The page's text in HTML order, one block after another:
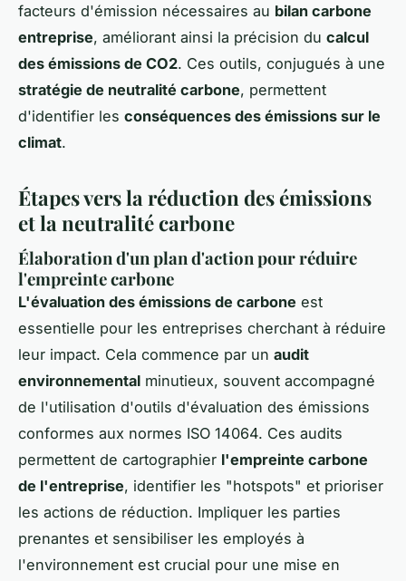
facteurs d'émission nécessaires au bilan carbone
entreprise, améliorant ainsi la précision du calcul
des émissions de CO2. Ces outils, conjugués à une
stratégie de neutralité carbone, permettent
d'identifier les conséquences des émissions sur le
climat.
Étapes vers la réduction des émissions
et la neutralité carbone
Élaboration d'un plan d'action pour réduire
l'empreinte carbone
L'évaluation des émissions de carbone est
essentielle pour les entreprises cherchant à réduire
leur impact. Cela commence par un audit
environnemental minutieux, souvent accompagné
de l'utilisation d'outils d'évaluation des émissions
conformes aux normes ISO 14064. Ces audits
permettent de cartographier l'empreinte carbone
de l'entreprise, identifier les "hotspots" et prioriser
les actions de réduction. Impliquer les parties
prenantes et sensibiliser les employés à
l'environnement est crucial pour une mise en